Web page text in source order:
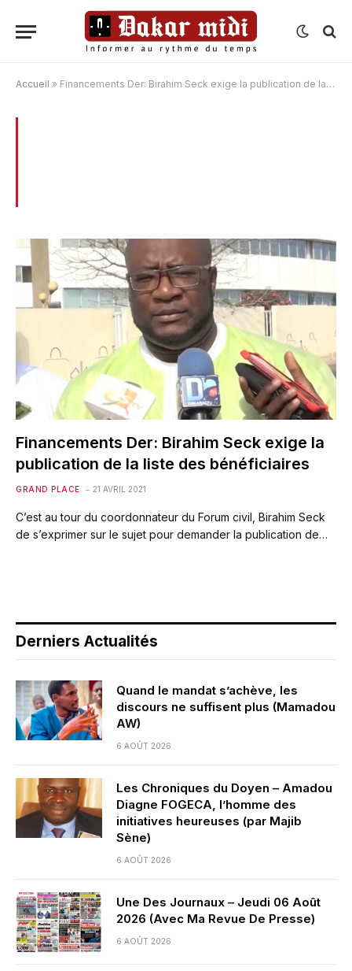
Accueil » Financements Der: Birahim Seck exige la publication de la liste des bénéficiaires
Financements Der: Birahim Seck exige la
publication de la liste des bénéficiaires
GRAND PLACE 21 AVRIL 2021
C’est au tour du coordonnateur du Forum civil, Birahim Seck
de s’exprimer sur le sujet pour demander la publication de…
Derniers Actualités
Quand le mandat s’achève, les
discours ne suffisent plus (Mamadou
AW)
6 AOÛT 2026
Les Chroniques du Doyen – Amadou
Diagne FOGECA, l’homme des
initiatives heureuses (par Majib
Sène)
6 AOÛT 2026
Une Des Journaux – Jeudi 06 Août
2026 (Avec Ma Revue De Presse)
6 AOÛT 2026